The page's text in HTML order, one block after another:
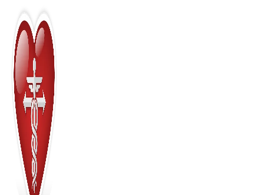
Перейти
содержимому